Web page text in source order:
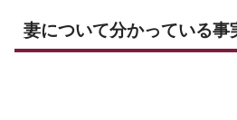
妻について分かっている事